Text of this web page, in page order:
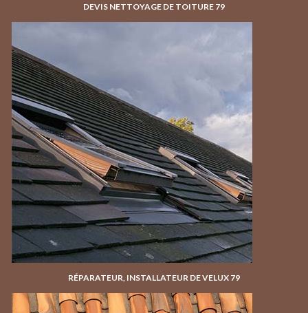
DEVIS NETTOYAGE DE TOITURE 79
RÉPARATEUR, INSTALLATEUR DE VELUX 79